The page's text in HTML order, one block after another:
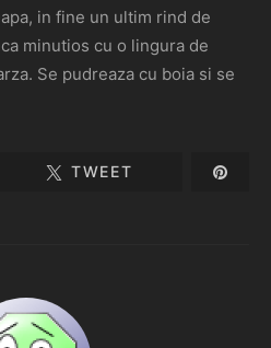
in fine un ultim rind de
minutios cu o lingura de
Se pudreaza cu boia si se
TWEET